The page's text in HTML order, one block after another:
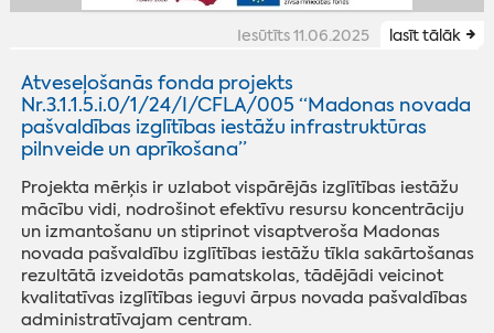
Iesūtīts 11.06.2025 lasīt tālāk
Atveseļošanās fonda projekts
Nr.3.1.1.5.i.0/1/24/I/CFLA/005 “Madonas novada
pašvaldības izglītības iestāžu infrastruktūras
pilnveide un aprīkošana”
Projekta mērķis ir uzlabot vispārējās izglītības iestāžu
mācību vidi, nodrošinot efektīvu resursu koncentrāciju
un izmantošanu un stiprinot visaptveroša Madonas
novada pašvaldību izglītības iestāžu tīkla sakārtošanas
rezultātā izveidotās pamatskolas, tādējādi veicinot
kvalitatīvas izglītības ieguvi ārpus novada pašvaldības
administratīvajam centram.